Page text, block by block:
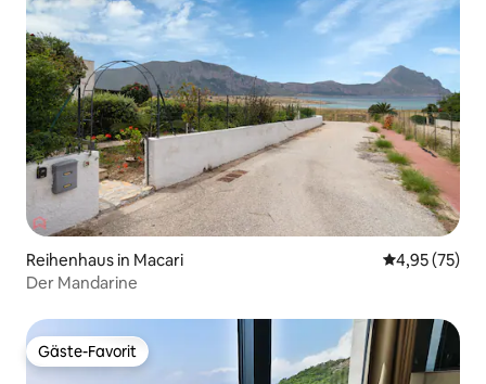
Reihenhaus in Macari
4,95 (75)
Der Mandarine
Gäste-Favorit
Gäste-Favorit